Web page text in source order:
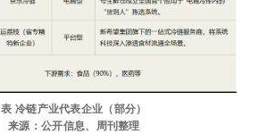
表 冷链产业代表企业（部分）
来源：公开信息、周刊整理